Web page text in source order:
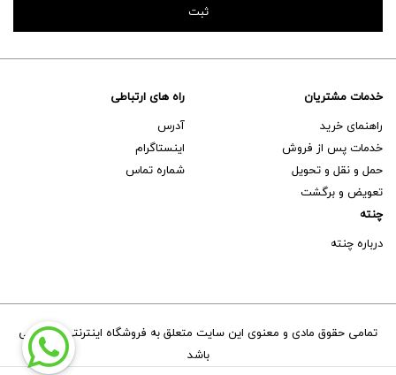
خدمات مشتریان
راهنمای خرید
خدمات پس از فروش
حمل و نقل و تحویل
تعویض و برگشت
راه های ارتباطی
آدرس
اینستاگرام
شماره تماس
چنته
درباره چنته
تمامی حقوق مادی و معنوی این سایت متعلق به فروشگاه اینترنتی چنته می
باشد